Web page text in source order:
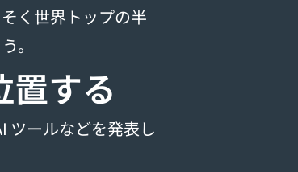
く世界トップの半
。
置する
ツールなどを発表し